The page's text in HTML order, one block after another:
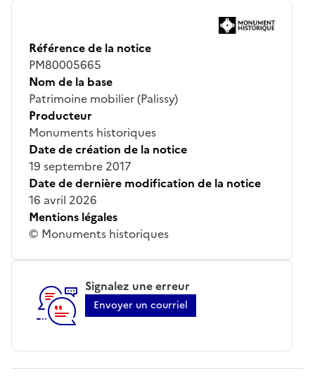
Référence de la notice
PM80005665
Nom de la base
Patrimoine mobilier (Palissy)
Producteur
Monuments historiques
Date de création de la notice
19 septembre 2017
Date de dernière modification de la notice
16 avril 2026
Mentions légales
© Monuments historiques
Signalez une erreur
Envoyer un courriel